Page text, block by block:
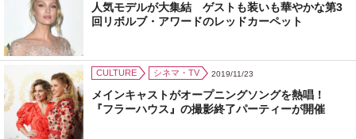
人気モデルが大集結 ゲストも装いも華やかな第3
回リボルブ・アワードのレッドカーペット
CULTURE シネマ・TV 2019/11/23
メインキャストがオープニングソングを熱唱！
『フラーハウス』の撮影終了パーティーが開催